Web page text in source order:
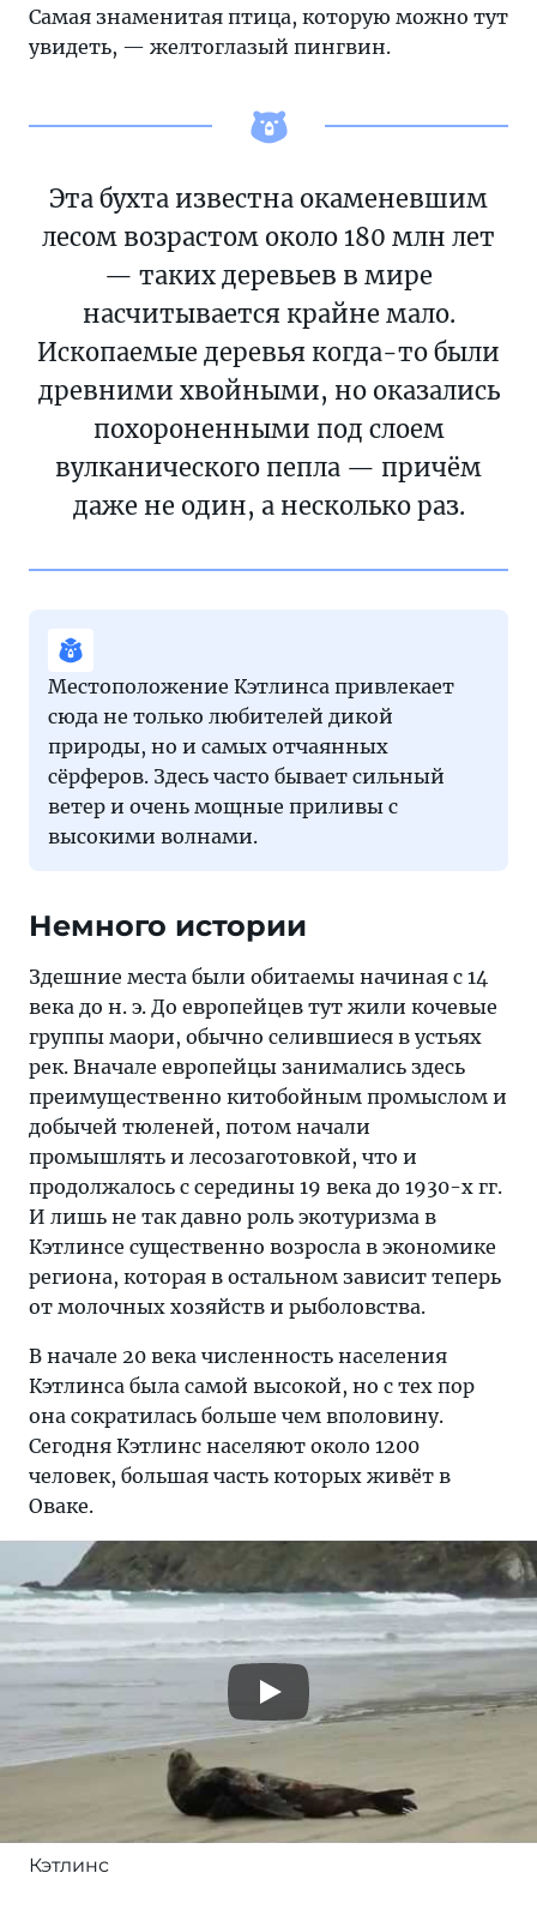
Самая знаменитая птица, которую можно тут
увидеть, — желтоглазый пингвин.
Эта бухта известна окаменевшим
лесом возрастом около 180 млн лет
— таких деревьев в мире
насчитывается крайне мало.
Ископаемые деревья когда-то были
древними хвойными, но оказались
похороненными под слоем
вулканического пепла — причём
даже не один, а несколько раз.
Местоположение Кэтлинса привлекает
сюда не только любителей дикой
природы, но и самых отчаянных
сёрферов. Здесь часто бывает сильный
ветер и очень мощные приливы с
высокими волнами.
Немного истории
Здешние места были обитаемы начиная с 14
века до н. э. До европейцев тут жили кочевые
группы маори, обычно селившиеся в устьях
рек. Вначале европейцы занимались здесь
преимущественно китобойным промыслом и
добычей тюленей, потом начали
промышлять и лесозаготовкой, что и
продолжалось с середины 19 века до 1930-х гг.
И лишь не так давно роль экотуризма в
Кэтлинсе существенно возросла в экономике
региона, которая в остальном зависит теперь
от молочных хозяйств и рыболовства.
В начале 20 века численность населения
Кэтлинса была самой высокой, но с тех пор
она сократилась больше чем вполовину.
Сегодня Кэтлинс населяют около 1200
человек, большая часть которых живёт в
Оваке.
Кэтлинс